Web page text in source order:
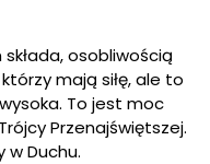
osobliwością
mają siłę, ale to
To jest moc
Przenajświętszej.
w Duchu.